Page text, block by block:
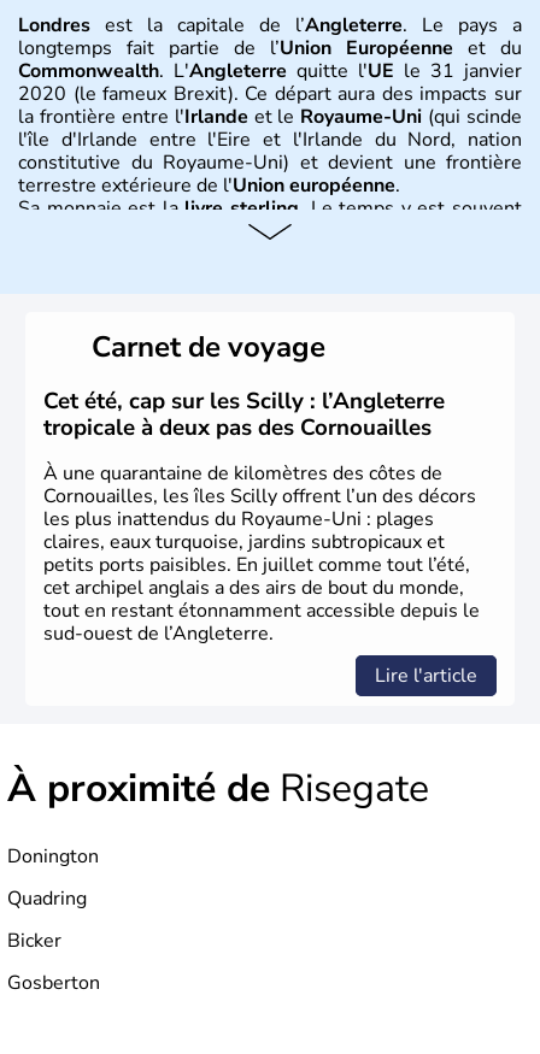
Londres est la capitale de l’Angleterre. Le pays a
longtemps fait partie de l’Union Européenne et du
Commonwealth. L'Angleterre quitte l'UE le 31 janvier
2020 (le fameux Brexit). Ce départ aura des impacts sur
la frontière entre l'Irlande et le Royaume-Uni (qui scinde
l'île d'Irlande entre l'Eire et l'Irlande du Nord, nation
constitutive du Royaume-Uni) et devient une frontière
terrestre extérieure de l'Union européenne.
Sa monnaie est lalivre sterling . Le temps y est souvent
instable avec de nombreuses précipitations : il s’agit d’un
Histoire et administration
L'Angleterre est l’une des quatre nations constitutives du
Royaume-Uni. Elle est peuplée de plus de 50 millions
d’habitants, les Anglais, et constitue à elle seule, près de
84% de la population de l’ensemble. Le pays s’est créé au
Xème siècle et tient son nom desAngles
germanique installé sur ces terres. Première démocratie
parlementaire au monde, elle doit son développement à
l’essor industriel du XIXème siècle.
Carnet de voyage
Cet été, cap sur les Scilly : l’Angleterre
tropicale à deux pas des Cornouailles
À une quarantaine de kilomètres des côtes de
Cornouailles, les îles Scilly offrent l’un des décors
les plus inattendus du Royaume-Uni : plages
claires, eaux turquoise, jardins subtropicaux et
petits ports paisibles. En juillet comme tout l’été,
cet archipel anglais a des airs de bout du monde,
tout en restant étonnamment accessible depuis le
sud-ouest de l’Angleterre.
Lire l'article
À proximité de Risegate
Donington
Quadring
Bicker
Gosberton